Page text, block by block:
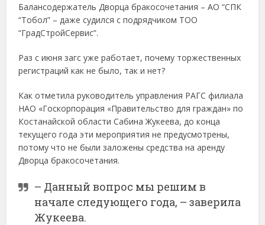
Балансодержатель Дворца бракосочетания – АО “СПК
“Тобол” – даже судился с подрядчиком ТОО
“ГрадСтройСервис”.
Раз с июня загс уже работает, почему торжественных
регистраций как не было, так и нет?
Как отметила руководитель управления РАГС филиала
НАО «Госкорпорация «Правительство для граждан» по
Костанайской области Сабина Жукеева, до конца
текущего года эти мероприятия не предусмотрены,
потому что не были заложены средства на аренду
Дворца бракосочетания.
– Данный вопрос мы решим в
начале следующего года, – заверила
Жукеева.